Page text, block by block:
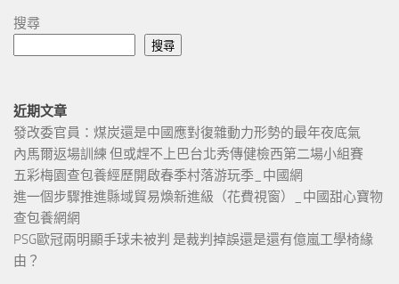
搜尋
搜尋
近期文章
發改委官員：煤炭還是中國應對復雜動力形勢的最年夜底氣
內馬爾返場訓練 但或趕不上巴台北秀傳健檢西第二場小組賽
五彩梅園查包養經歷開啟春季村落游玩季_中國網
進一個步驟推進縣域貿易煥新進級（花費視窗）_中國甜心寶物
查包養網網
PSG歐冠兩明顯手球未被判 是裁判掉誤還是還有億嵐工學椅緣
由？